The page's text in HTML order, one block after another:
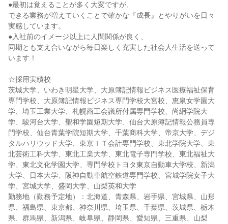
●最初は覚えることが多く大変ですが、
できる業務が増えていくことで確かな『成長』とやりがいを日々
実感しています。
●入社前のイメージ以上に人間関係が良く、
同期とも支え合いながら毎日楽しく充実した社会人生活を送って
います！
☆採用実績校
茨城大学、いわき明星大学、大原簿記情報ビジネス医療福祉保育
専門学校、大原簿記情報ビジネス専門学校大宮校、恵泉女学園大
学、埼玉工業大学、札幌商工会議所付属専門学校、尚絅学院大
学、駿河台大学、聖和学園短期大学、仙台大原簿記情報公務員専
門学校、仙台青葉学院短期大学、千葉商科大学、帝京大学、デジ
タルハリウッド大学、東京ＩＴ会計専門学校、東北学院大学、東
北芸術工科大学、東北工業大学、東北電子専門学校、東北福祉大
学、東北文化学園大学、専門学校トヨタ東京自動車大学校、新潟
大学、日本大学、阪神自動車航空鉄道専門学校、宮城学院女子大
学、宮城大学、盛岡大学、山梨英和大学
勤務地（勤務予定地）：北海道、青森県、岩手県、宮城県、山形
県、福島県、東京都、神奈川県、埼玉県、千葉県、茨城県、栃木
県、群馬県、新潟県、岐阜県、静岡県、愛知県、三重県、山梨